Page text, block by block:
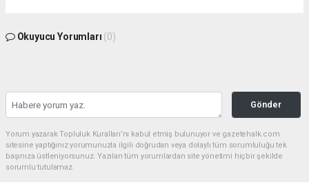
Okuyucu Yorumları (0)
Gönder
Yorum yazarak Topluluk Kuralları’nı kabul etmiş bulunuyor ve gazetehalk.com
sitesine yaptığınız yorumunuzla ilgili doğrudan veya dolaylı tüm sorumluluğu tek
başınıza üstleniyorsunuz. Yazılan tüm yorumlardan site yönetimi hiçbir şekilde
sorumlu tutulamaz.